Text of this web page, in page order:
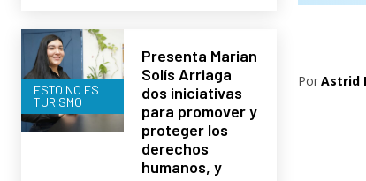
ESTO NO ES
TURISMO
Presenta Marian
Solís Arriaga
dos iniciativas
para promover y
proteger los
derechos
humanos, y
PorAstrid